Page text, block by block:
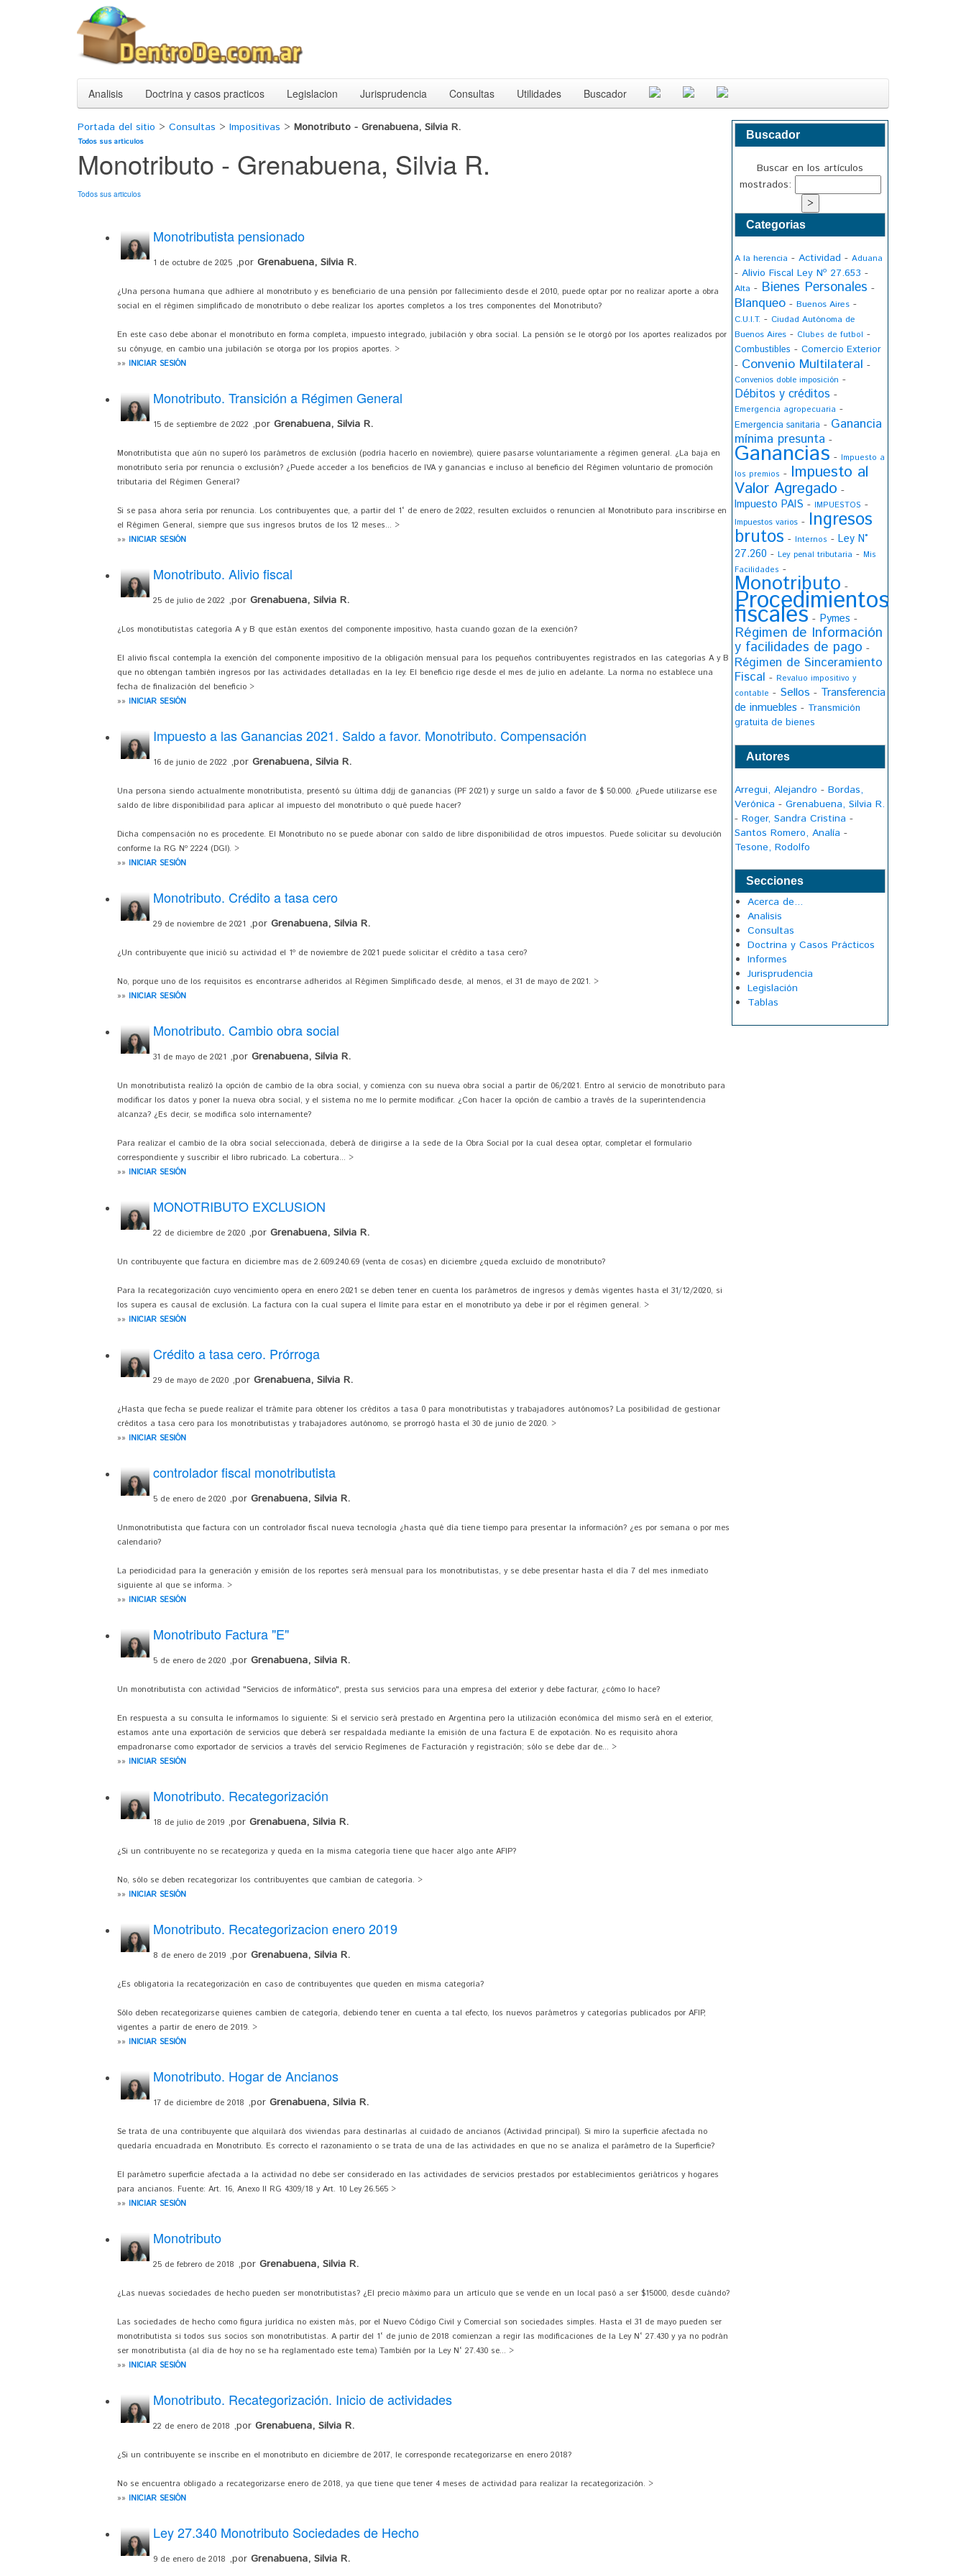
Analisis Doctrina y casos practicos Legislacion Jurisprudencia Consultas Utilidades Buscador
Portada del sitio > Consultas > Impositivas > Monotributo - Grenabuena, Silvia R.
Todos sus articulos
Monotributo - Grenabuena, Silvia R.
Todos sus articulos
Monotributista pensionado
1 de octubre de 2025 ,por Grenabuena, Silvia R.
¿Una persona humana que adhiere al monotributo y es beneficiario de una pensión por fallecimiento desde el 2010, puede optar por no realizar aporte a obra
social en el régimen simplificado de monotributo o debe realizar los aportes completos a los tres componentes del Monotributo?
En este caso debe abonar el monotributo en forma completa, impuesto integrado, jubilación y obra social. La pensión se le otorgó por los aportes realizados por
su cónyuge, en cambio una jubilación se otorga por los propios aportes. >
»» INICIAR SESIÓN
Monotributo. Transición a Régimen General
15 de septiembre de 2022 ,por Grenabuena, Silvia R.
Monotributista que aún no superó los parámetros de exclusión (podría hacerlo en noviembre), quiere pasarse voluntariamente a régimen general. ¿La baja en
monotributo sería por renuncia o exclusión? ¿Puede acceder a los beneficios de IVA y ganancias e incluso al beneficio del Régimen voluntario de promoción
tributaria del Régimen General?
Si se pasa ahora sería por renuncia. Los contribuyentes que, a partir del 1° de enero de 2022, resulten excluidos o renuncien al Monotributo para inscribirse en
el Régimen General, siempre que sus ingresos brutos de los 12 meses... >
»» INICIAR SESIÓN
Monotributo. Alivio fiscal
25 de julio de 2022 ,por Grenabuena, Silvia R.
¿Los monotibutistas categoría A y B que están exentos del componente impositivo, hasta cuando gozan de la exención?
El alivio fiscal contempla la exención del componente impositivo de la obligación mensual para los pequeños contribuyentes registrados en las categorías A y B
que no obtengan también ingresos por las actividades detalladas en la ley. El beneficio rige desde el mes de julio en adelante. La norma no establece una
fecha de finalización del beneficio >
»» INICIAR SESIÓN
Impuesto a las Ganancias 2021. Saldo a favor. Monotributo. Compensación
16 de junio de 2022 ,por Grenabuena, Silvia R.
Una persona siendo actualmente monotributista, presentó su última ddjj de ganancias (PF 2021) y surge un saldo a favor de $ 50.000. ¿Puede utilizarse ese
saldo de libre disponibilidad para aplicar al impuesto del monotributo o qué puede hacer?
Dicha compensación no es procedente. El Monotributo no se puede abonar con saldo de libre disponibilidad de otros impuestos. Puede solicitar su devolución
conforme la RG Nº 2224 (DGI). >
»» INICIAR SESIÓN
Monotributo. Crédito a tasa cero
29 de noviembre de 2021 ,por Grenabuena, Silvia R.
¿Un contribuyente que inició su actividad el 1º de noviembre de 2021 puede solicitar el crédito a tasa cero?
No, porque uno de los requisitos es encontrarse adheridos al Régimen Simplificado desde, al menos, el 31 de mayo de 2021. >
»» INICIAR SESIÓN
Monotributo. Cambio obra social
31 de mayo de 2021 ,por Grenabuena, Silvia R.
Un monotributista realizó la opción de cambio de la obra social, y comienza con su nueva obra social a partir de 06/2021. Entro al servicio de monotributo para
modificar los datos y poner la nueva obra social, y el sistema no me lo permite modificar. ¿Con hacer la opción de cambio a través de la superintendencia
alcanza? ¿Es decir, se modifica solo internamente?
Para realizar el cambio de la obra social seleccionada, deberá de dirigirse a la sede de la Obra Social por la cual desea optar, completar el formulario
correspondiente y suscribir el libro rubricado. La cobertura... >
»» INICIAR SESIÓN
MONOTRIBUTO EXCLUSION
22 de diciembre de 2020 ,por Grenabuena, Silvia R.
Un contribuyente que factura en diciembre mas de 2.609.240.69 (venta de cosas) en diciembre ¿queda excluido de monotributo?
Para la recategorización cuyo vencimiento opera en enero 2021 se deben tener en cuenta los parámetros de ingresos y demás vigentes hasta el 31/12/2020, si
los supera es causal de exclusión. La factura con la cual supera el límite para estar en el monotributo ya debe ir por el régimen general. >
»» INICIAR SESIÓN
Crédito a tasa cero. Prórroga
29 de mayo de 2020 ,por Grenabuena, Silvia R.
¿Hasta que fecha se puede realizar el trámite para obtener los créditos a tasa 0 para monotributistas y trabajadores autónomos? La posibilidad de gestionar
créditos a tasa cero para los monotributistas y trabajadores autónomo, se prorrogó hasta el 30 de junio de 2020. >
»» INICIAR SESIÓN
controlador fiscal monotributista
5 de enero de 2020 ,por Grenabuena, Silvia R.
Unmonotributista que factura con un controlador fiscal nueva tecnología ¿hasta qué día tiene tiempo para presentar la información? ¿es por semana o por mes
calendario?
La periodicidad para la generación y emisión de los reportes será mensual para los monotributistas, y se debe presentar hasta el día 7 del mes inmediato
siguiente al que se informa. >
»» INICIAR SESIÓN
Monotributo Factura "E"
5 de enero de 2020 ,por Grenabuena, Silvia R.
Un monotributista con actividad "Servicios de informático", presta sus servicios para una empresa del exterior y debe facturar, ¿cómo lo hace?
En respuesta a su consulta le informamos lo siguiente: Si el servicio será prestado en Argentina pero la utilización económica del mismo será en el exterior,
estamos ante una exportación de servicios que deberá ser respaldada mediante la emisión de una factura E de expotación. No es requisito ahora
empadronarse como exportador de servicios a través del servicio Regímenes de Facturación y registración; sólo se debe dar de... >
»» INICIAR SESIÓN
Monotributo. Recategorización
18 de julio de 2019 ,por Grenabuena, Silvia R.
¿Si un contribuyente no se recategoriza y queda en la misma categoría tiene que hacer algo ante AFIP?
No, sólo se deben recategorizar los contribuyentes que cambian de categoría. >
»» INICIAR SESIÓN
Monotributo. Recategorizacion enero 2019
8 de enero de 2019 ,por Grenabuena, Silvia R.
¿Es obligatoria la recategorización en caso de contribuyentes que queden en misma categoría?
Sólo deben recategorizarse quienes cambien de categoría, debiendo tener en cuenta a tal efecto, los nuevos parámetros y categorías publicados por AFIP,
vigentes a partir de enero de 2019. >
»» INICIAR SESIÓN
Monotributo. Hogar de Ancianos
17 de diciembre de 2018 ,por Grenabuena, Silvia R.
Se trata de una contribuyente que alquilará dos viviendas para destinarlas al cuidado de ancianos (Actividad principal). Si miro la superficie afectada no
quedaría encuadrada en Monotributo. Es correcto el razonamiento o se trata de una de las actividades en que no se analiza el parámetro de la Superficie?
El parámetro superficie afectada a la actividad no debe ser considerado en las actividades de servicios prestados por establecimientos geriátricos y hogares
para ancianos. Fuente: Art. 16, Anexo II RG 4309/18 y Art. 10 Ley 26.565 >
»» INICIAR SESIÓN
Monotributo
25 de febrero de 2018 ,por Grenabuena, Silvia R.
¿Las nuevas sociedades de hecho pueden ser monotributistas? ¿El precio máximo para un artículo que se vende en un local pasó a ser $15000, desde cuándo?
Las sociedades de hecho como figura jurídica no existen más, por el Nuevo Código Civil y Comercial son sociedades simples. Hasta el 31 de mayo pueden ser
monotributista si todos sus socios son monotributistas. A partir del 1° de junio de 2018 comienzan a regir las modificaciones de la Ley N° 27.430 y ya no podrán
ser monotributista (al día de hoy no se ha reglamentado este tema) También por la Ley N° 27.430 se... >
»» INICIAR SESIÓN
Monotributo. Recategorización. Inicio de actividades
22 de enero de 2018 ,por Grenabuena, Silvia R.
¿Si un contribuyente se inscribe en el monotributo en diciembre de 2017, le corresponde recategorizarse en enero 2018?
No se encuentra obligado a recategorizarse enero de 2018, ya que tiene que tener 4 meses de actividad para realizar la recategorización. >
»» INICIAR SESIÓN
Ley 27.340 Monotributo Sociedades de Hecho
9 de enero de 2018 ,por Grenabuena, Silvia R.
Buscador
Buscar en los artículos
mostrados:
Categorias
A la herencia - Actividad - Aduana
- Alivio Fiscal Ley Nº 27.653 -
Alta - Bienes Personales -
Blanqueo - Buenos Aires -
C.U.I.T. - Ciudad Autónoma de
Buenos Aires - Clubes de futbol -
Combustibles - Comercio Exterior
- Convenio Multilateral -
Convenios doble imposición -
Débitos y créditos -
Emergencia agropecuaria -
Emergencia sanitaria - Ganancia
mínima presunta -
Ganancias - Impuesto a
los premios - Impuesto al
Valor Agregado -
Impuesto PAIS - IMPUESTOS -
Impuestos varios - Ingresos
brutos - Internos - Ley N°
27.260 - Ley penal tributaria - Mis
Facilidades -
Monotributo -
Procedimientos
fiscales - Pymes -
Régimen de Información
y facilidades de pago -
Régimen de Sinceramiento
Fiscal - Revaluo impositivo y
contable - Sellos - Transferencia
de inmuebles - Transmición
gratuita de bienes
Autores
Arregui, Alejandro - Bordas,
Verónica - Grenabuena, Silvia R.
- Roger, Sandra Cristina -
Santos Romero, Analía -
Tesone, Rodolfo
Secciones
Acerca de...
Analisis
Consultas
Doctrina y Casos Prácticos
Informes
Jurisprudencia
Legislación
Tablas